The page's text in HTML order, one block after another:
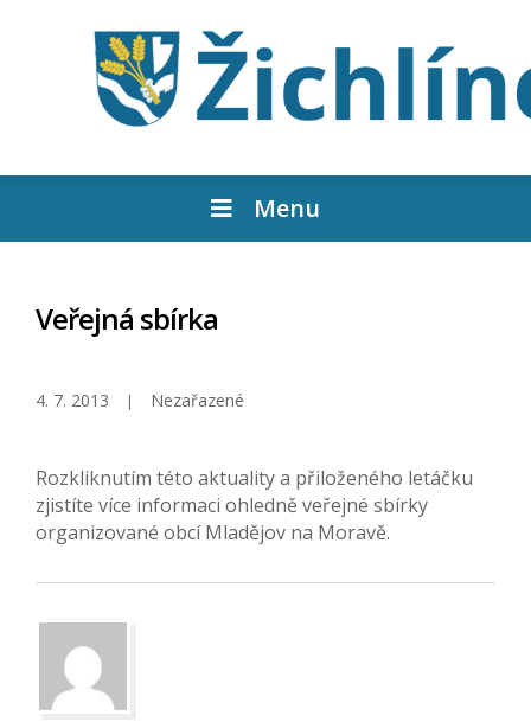
Menu
Veřejná sbírka
4. 7. 2013 Nezařazené
Rozkliknutím této aktuality a přiloženého letáčku
zjistíte více informaci ohledně veřejné sbírky
organizované obcí Mladějov na Moravě.